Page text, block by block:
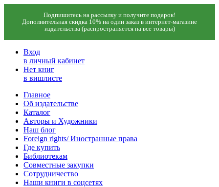
Подпишитесь на рассылку и получите подарок!
Дополнительная скидка 10% на один заказ в интернет-магазине
издательства (распространяется на все товары)
Вход
в личный кабинет
Нет книг
в вишлисте
Главное
Об издательстве
Каталог
Авторы и Художники
Наш блог
Foreign rights/ Иностранные права
Где купить
Библиотекам
Совместные закупки
Сотрудничество
Наши книги в соцсетях